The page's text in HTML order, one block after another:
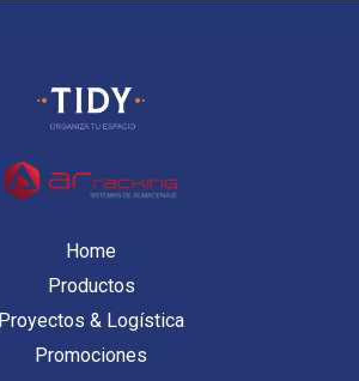
Home
Productos
Proyectos & Logística
Promociones